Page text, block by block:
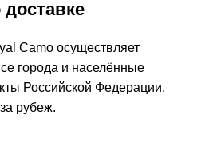
Camo осуществляет
города и населённые
Российской Федерации,
рубеж.